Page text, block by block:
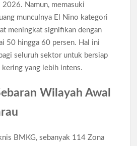
2026. Namun, memasuki
munculnya El Nino kategori
meningkat signifikan dengan
50 hingga 60 persen. Hal ini
seluruh sektor untuk bersiap
kering yang lebih intens.
Wilayah Awal
BMKG, sebanyak 114 Zona